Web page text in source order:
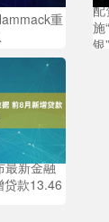
重
配
施
银”
最新金融
贷款13.46